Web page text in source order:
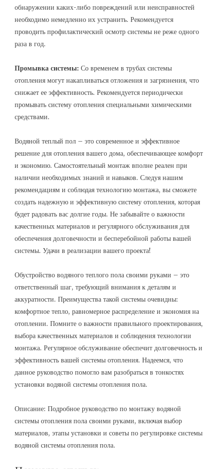
обнаружении каких-либо повреждений или неисправностей
необходимо немедленно их устранить. Рекомендуется
проводить профилактический осмотр системы не реже одного
раза в год.
Промывка системы: Со временем в трубах системы
отопления могут накапливаться отложения и загрязнения, что
снижает ее эффективность. Рекомендуется периодически
промывать систему отопления специальными химическими
средствами.
Водяной теплый пол – это современное и эффективное
решение для отопления вашего дома, обеспечивающее комфорт
и экономию. Самостоятельный монтаж вполне реален при
наличии необходимых знаний и навыков. Следуя нашим
рекомендациям и соблюдая технологию монтажа, вы сможете
создать надежную и эффективную систему отопления, которая
будет радовать вас долгие годы. Не забывайте о важности
качественных материалов и регулярного обслуживания для
обеспечения долговечности и бесперебойной работы вашей
системы. Удачи в реализации вашего проекта!
Обустройство водяного теплого пола своими руками – это
ответственный шаг, требующий внимания к деталям и
аккуратности. Преимущества такой системы очевидны:
комфортное тепло, равномерное распределение и экономия на
отоплении. Помните о важности правильного проектирования,
выбора качественных материалов и соблюдения технологии
монтажа. Регулярное обслуживание обеспечит долговечность и
эффективность вашей системы отопления. Надеемся, что
данное руководство помогло вам разобраться в тонкостях
установки водяной системы отопления пола.
Описание: Подробное руководство по монтажу водяной
системы отопления пола своими руками, включая выбор
материалов, этапы установки и советы по регулировке системы
водяной системы отопления пола.